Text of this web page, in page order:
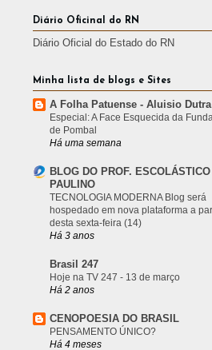
Diário Oficinal do RN
Diário Oficial do Estado do RN
Minha lista de blogs e Sites
A Folha Patuense - Aluisio Dutra
Especial: A Face Esquecida da
de Pombal
Há uma semana
BLOG DO PROF. ESCOLÁSTICO
PAULINO
TECNOLOGIA MODERNA Blog será
hospedado em nova plataforma a
desta sexta-feira (14)
Há 3 anos
Brasil 247
Hoje na TV 247 - 13 de março
Há 2 anos
CENOPOESIA DO BRASIL
PENSAMENTO ÚNICO?
Há 4 meses